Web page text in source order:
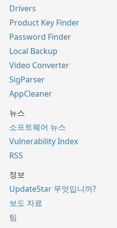
Drivers
Product Key Finder
Password Finder
Local Backup
Video Converter
SigParser
AppCleaner
뉴스
소프트웨어 뉴스
Vulnerability Index
RSS
정보
UpdateStar 무엇입니까?
보도 자료
팀